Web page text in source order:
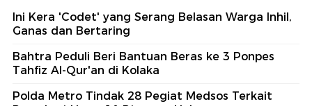
Ini Kera 'Codet' yang Serang Belasan Warga Inhil,
Ganas dan Bertaring
Bahtra Peduli Beri Bantuan Beras ke 3 Ponpes
Tahfiz Al-Qur'an di Kolaka
Polda Metro Tindak 28 Pegiat Medsos Terkait